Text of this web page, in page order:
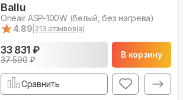
Ballu
Oneair ASP-100W (белый, без нагрева)
★
★4.89 213 отзывов(а)
33 831 ₽
37 590₽
В корзину
Сравнить